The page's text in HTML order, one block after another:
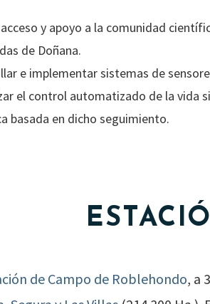
y apoyo a la comunidad
de Doñana.
e implementar sistemas de
el control automatizado de la vida
basada en dicho seguimiento.
de Campo de Roblehondo, a